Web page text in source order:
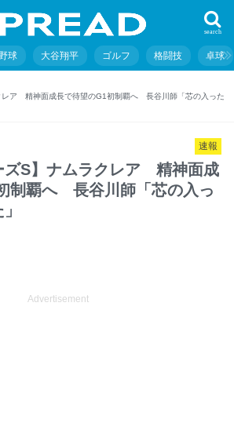
search
球 大谷翔平 ゴルフ 格闘技 卓球
レア 精神面成長で待望のG1初制覇へ 長谷川師「芯の入った
速報
ズS】ナムラクレア 精神面成
制覇へ 長谷川師「芯の入っ
Advertisement